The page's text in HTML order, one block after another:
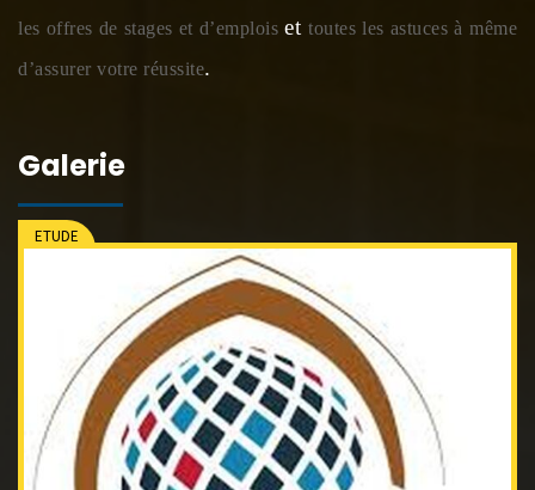
les offres de stages et d’emploisettoutes les astuces à même
d’assurer votre réussite.
Galerie